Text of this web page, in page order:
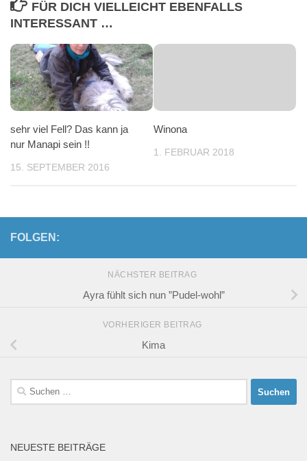
FÜR DICH VIELLEICHT EBENFALLS
INTERESSANT …
sehr viel Fell? Das kann ja
nur Manapi sein !!
15. SEPTEMBER 2016
Winona
1. FEBRUAR 2018
FOLGEN:
NÄCHSTER BEITRAG
Ayra fühlt sich nun ”Pudel-wohl”
VORHERIGER BEITRAG
Kima
Suchen
nach:
NEUESTE BEITRÄGE